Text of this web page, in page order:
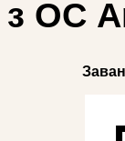
з ОС